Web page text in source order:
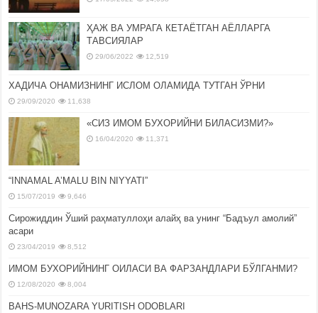
ҲАЖ ВА УМРАГА КЕТАЁТГАН АЁЛЛАРГА
ТАВСИЯЛАР
29/06/2022 12,519
ХАДИЧА ОНАМИЗНИНГ ИСЛОМ ОЛАМИДА ТУТГАН ЎРНИ
29/09/2020 11,638
«СИЗ ИМОМ БУХОРИЙНИ БИЛАСИЗМИ?»
16/04/2020 11,371
“INNAMAL A’MALU BIN NIYYATI”
15/07/2019 9,646
Сирожиддин Ўший раҳматуллоҳи алайҳ ва унинг “Бадъул амолий”
асари
23/04/2019 8,512
ИМОМ БУХОРИЙНИНГ ОИЛАСИ ВА ФАРЗАНДЛАРИ БЎЛГАНМИ?
12/08/2020 8,004
BAHS-MUNOZARA YURITISH ODOBLARI